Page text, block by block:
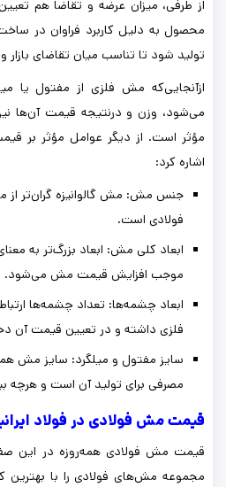
از طرفی، میزان عرضه و تقاضا هم
محصول به دلیل کاربرد فراوان در
تولید شود تا تناسب میان تقاضای بازار
ازآنجایی‌که مش فلزی از مفتول یا
می‌شود، وزن و درنتیجه قیمت آن‌ها
مؤثر است. از دیگر عوامل مؤثر بر
اشاره کرد:
جنس مش: مش گالوانیزه گران‌تر
فولادی است.
ابعاد کلی مش: ابعاد بزرگ‌تر به
موجب افزایش قیمت مش می‌شود.
ابعاد چشمه‌ها: تعداد چشمه‌ها
فلزی داشته و در تعیین قیمت آن
سایز مفتول و میلگرد: سایز مش
مصرفی برای تولید آن است و هرچه
قیمت مش فولادی در فولاد
قیمت مش فولادی همه‌روزه در این
مجموعه مش‌های فولادی را با بهترین